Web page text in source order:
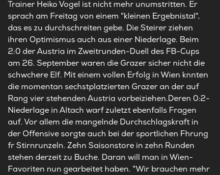
Trainer Heiko Vogel ist nicht mehr unumstritten. Er
sprach am Freitag von einem "kleinen Ergebnistal",
das es zu durchschreiten gebe. Die Steirer ziehen
ihren Optimismus auch aus einer Niederlage. Beim
2:0 der Austria im Zweitrunden-Duell des FB-Cups
am 26. September waren die Grazer sicher nicht die
schwchere Elf. Mit einem vollen Erfolg in Wien knnten
die momentan sechstplatzierten Grazer an der auf
Rang vier stehenden Austria vorbeiziehen.Deren 0:2-
Niederlage in Altach warf zuletzt ebenfalls Fragen
auf. Vor allem die mangelnde Durchschlagskraft in
der Offensive sorgte auch bei der sportlichen Fhrung
fr Stirnrunzeln. Zehn Saisonstore in zehn Runden
stehen derzeit zu Buche. Daran will man in Wien-
Favoriten nun gearbeitet haben. "Wir brauchen mehr